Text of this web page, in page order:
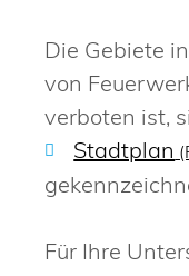
Die Gebiete
von
verboten ist,
Stadtplan
Für Ihre